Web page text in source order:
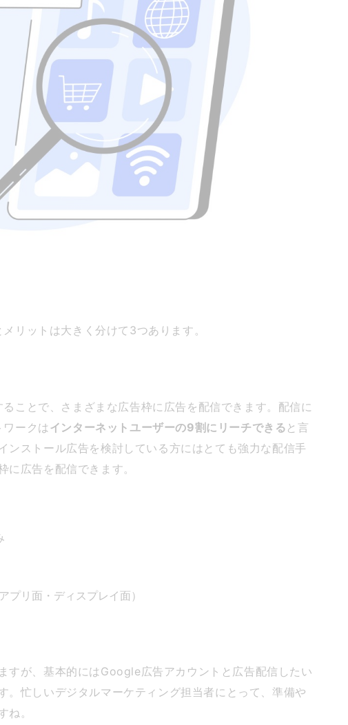
リットは大きく分けて3つあります。
ことで、さまざまな広告枠に広告を配信できます。配信に
ークは インターネットユーザーの9割にリーチできる と言
ンストール広告を検討している方にはとても強力な配信手
広告を配信できます。
リ面・ディスプレイ面）
すが、基本的にはGoogle広告アカウントと広告配信したい
。忙しいデジタルマーケティング担当者にとって、準備や
ね。